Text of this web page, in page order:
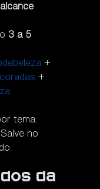
3 a 5
+
+
tema:
no
da